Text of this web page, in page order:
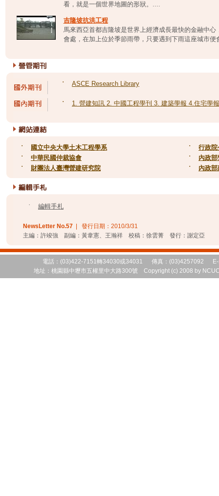
看，就是一個世界地圖的形狀。....
吉隆坡抗洪工程
馬來西亞首都吉隆坡是世界上經濟成長最快的金融中
會處，在加上位於季節雨帶，只要遇到下雨這座城市便
˙ ASCE Research Library
˙ 1. 營建知訊 2. 中國工程學刊 3. 建築學報 4.住宅學報
˙ 國立中央大學土木工程學系 ˙
行政院
˙
中華民國仲裁協會 ˙
內政
˙
財團法人臺灣營建研究院 ˙ 內政
˙ 編輯手札
NewsLetter No.57 | 發行日期： 2010/3/31
主編：許竣強 副編：黃韋憲、王瀚祥 校稿：徐雲菁 發行：謝定亞
電話：(03)422-7151轉34030或34031 傳真：(03)4257092 E-
地址：桃園縣中壢市五權里中大路300號 Copyright (c) 2008 by